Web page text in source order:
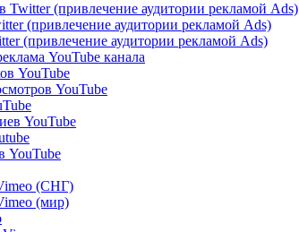
Twitter (привлечение аудитории рекламой Ads)
(привлечение аудитории рекламой Ads)
(привлечение аудитории рекламой Ads)
YouTube канала
YouTube
YouTube
YouTube
YouTube
(СНГ)
(мир)